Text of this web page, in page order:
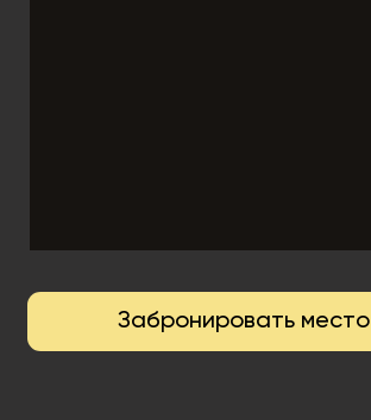
Забронировать место